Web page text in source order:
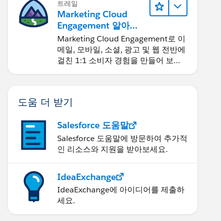
트레일
Marketing Cloud
Engagement 알아보
기
Marketing Cloud Engagement로 이
메일, 모바일, 소셜, 광고 및 웹 전반에
걸친 1:1 소비자 경험을 만들어 보세
도움 더 받기
Salesforce 도움말
Salesforce 도움말에 방문하여 추가적
인 리소스와 지원을 받아보세요.
IdeaExchange
IdeaExchange에 아이디어를 제출하
세요.